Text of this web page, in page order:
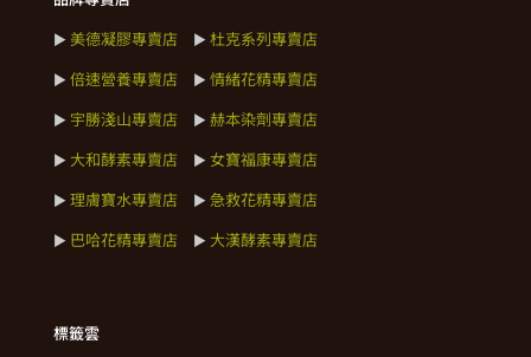
► 美德凝膠專賣店 ► 杜克系列專賣店
► 倍速營養專賣店 ► 情緒花精專賣店
► 宇勝淺山專賣店 ► 赫本染劑專賣店
► 大和酵素專賣店 ► 女寶福康專賣店
► 理膚寶水專賣店 ► 急救花精專賣店
► 巴哈花精專賣店 ► 大漢酵素專賣店
標籤雲